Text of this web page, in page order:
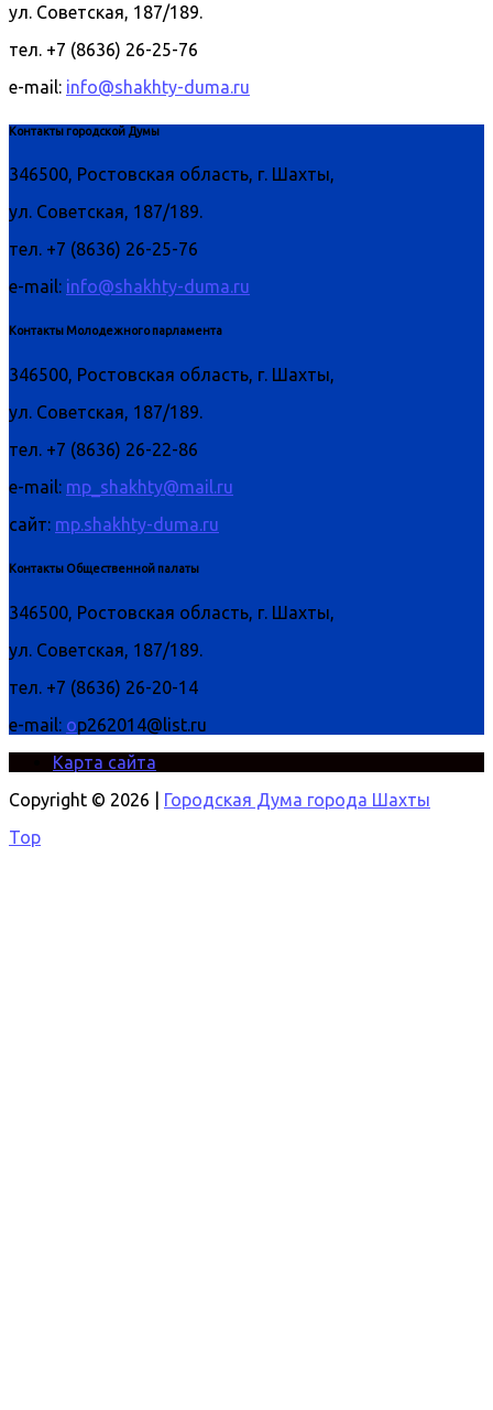
ул. Советская, 187/189.
тел. +7 (8636) 26-25-76
e-mail: info@shakhty-duma.ru
Контакты городской Думы
346500, Ростовская область, г. Шахты,
ул. Советская, 187/189.
тел. +7 (8636) 26-25-76
e-mail: info@shakhty-duma.ru
Контакты Молодежного парламента
346500, Ростовская область, г. Шахты,
ул. Советская, 187/189.
тел. +7 (8636) 26-22-86
e-mail: mp_shakhty@mail.ru
сайт: mp.shakhty-duma.ru
Контакты Общественной палаты
346500, Ростовская область, г. Шахты,
ул. Советская, 187/189.
тел. +7 (8636) 26-20-14
e-mail: op262014@list.ru
Карта сайта
Copyright © 2026 |
Городская Дума города Шахты
Top